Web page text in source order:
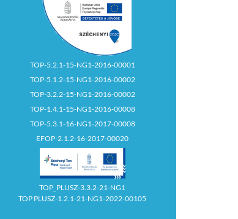
TOP-5.2.1-15-NG1-2016-00001
TOP-5.1.2-15-NG1-2016-00002
TOP-3.2.2-15-NG1-2016-00002
TOP-1.4.1-15-NG1-2016-00008
TOP-5.3.1-16-NG1-2017-00008
EFOP-2.1.2-16-2017-00020
TOP_PLUSZ-3.3.2-21-NG1
TOP PLUSZ-1.2.1-21-NG1-2022-00105